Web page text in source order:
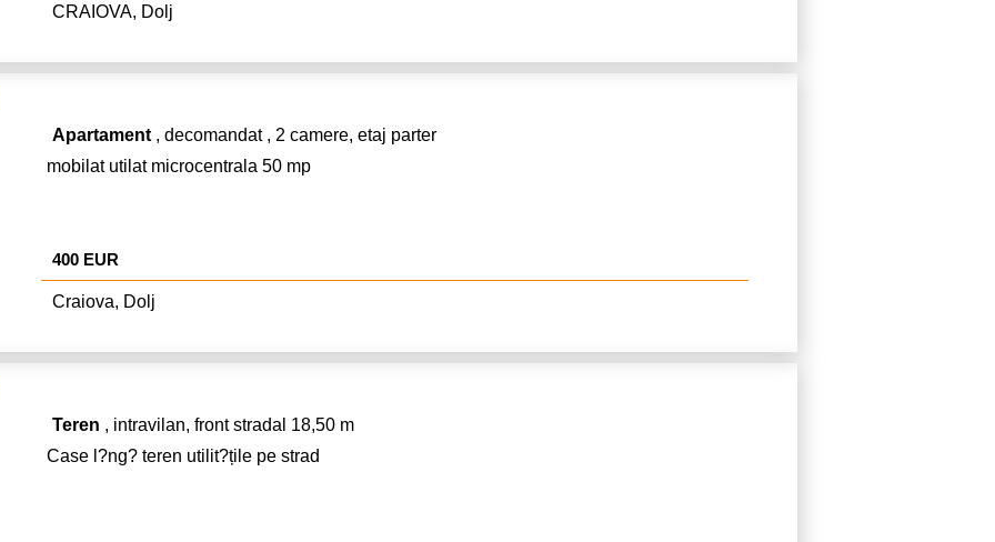
CRAIOVA, Dolj
Apartament , decomandat , 2 camere, etaj parter
mobilat utilat microcentrala 50 mp
400 EUR
Craiova, Dolj
Teren , intravilan, front stradal 18,50 m
Case l?ng? teren utilit?țile pe strad